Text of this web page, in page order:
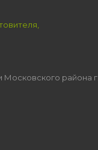
района г.